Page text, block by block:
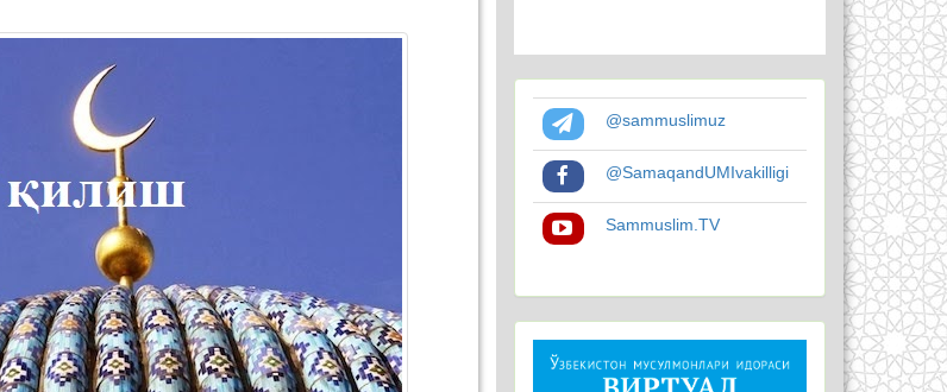
@sammuslimuz
@SamaqandUMIvakilligi
Sammuslim.TV